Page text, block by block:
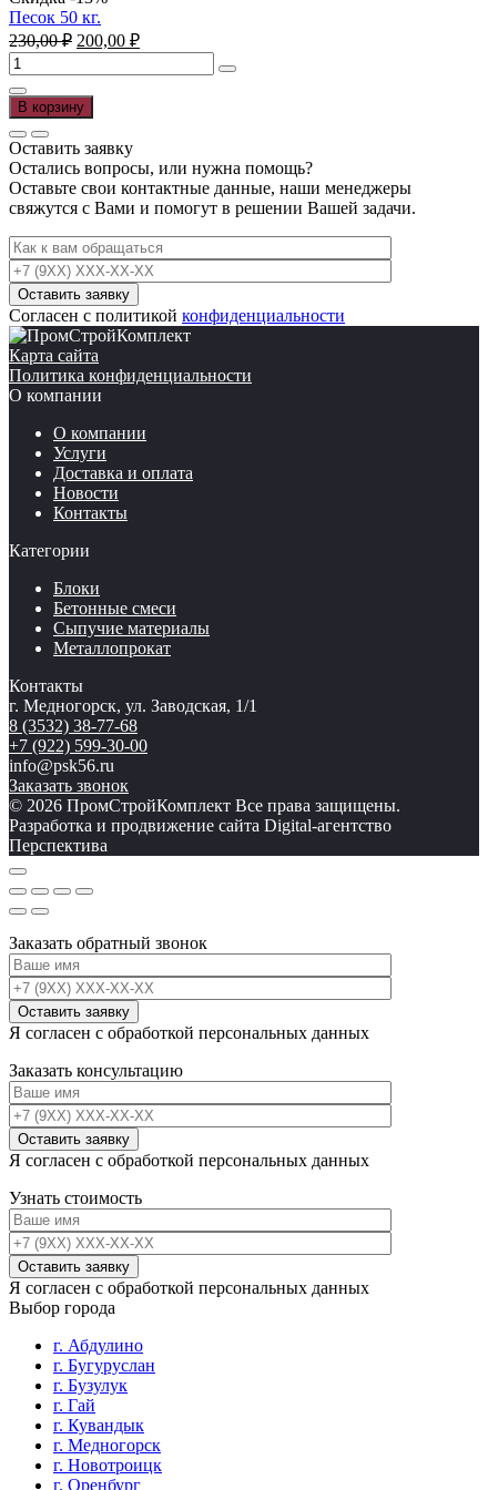
Песок 50 кг.
230,00₽ Первоначальная
цена
составляла
230,00 ₽.
200,00 ₽Текущая
цена:
200,00 ₽.
Количество
товара
Песок
50
кг.
В корзину
Оставить заявку
Остались вопросы, или нужна помощь?
Оставьте свои контактные данные, наши менеджеры
свяжутся с Вами и помогут в решении Вашей задачи.
Согласен с политикой конфиденциальности
Карта сайта
Политика конфиденциальности
О компании
О компании
Услуги
Доставка и оплата
Новости
Контакты
Категории
Блоки
Бетонные смеси
Сыпучие материалы
Металлопрокат
Контакты
г. Медногорск, ул. Заводская, 1/1
8 (3532) 38-77-68
+7 (922) 599-30-00
info@psk56.ru
Заказать звонок
© 2026 ПромСтройКомплект Все права защищены.
Разработка и продвижение сайта Digital-агентство
Перспектива
Заказать обратный звонок
Я согласен с обработкой персональных данных
Заказать консультацию
Я согласен с обработкой персональных данных
Узнать стоимость
Я согласен с обработкой персональных данных
Выбор города
г. Абдулино
г. Бугуруслан
г. Бузулук
г. Гай
г. Кувандык
г. Медногорск
г. Новотроицк
г. Оренбург